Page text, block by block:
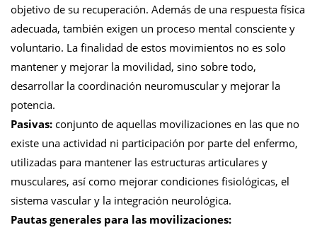
objetivo de su recuperación. Además de una respuesta física
adecuada, también exigen un proceso mental consciente y
voluntario. La finalidad de estos movimientos no es solo
mantener y mejorar la movilidad, sino sobre todo,
desarrollar la coordinación neuromuscular y mejorar la
potencia.
Pasivas: conjunto de aquellas movilizaciones en las que no
existe una actividad ni participación por parte del enfermo,
utilizadas para mantener las estructuras articulares y
musculares, así como mejorar condiciones fisiológicas, el
sistema vascular y la integración neurológica.
Pautas generales para las movilizaciones: